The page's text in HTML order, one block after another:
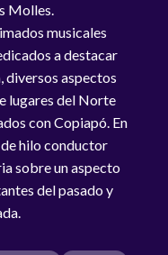
Molles.
musicales
a destacar
diversos aspectos
lugares del Norte
con Copiapó. En
hilo conductor
sobre un aspecto
del pasado y